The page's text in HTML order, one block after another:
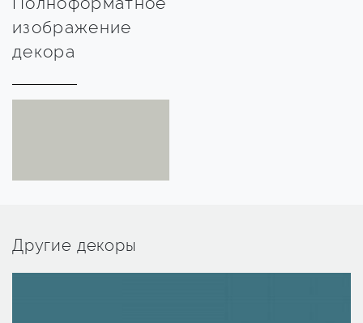
изображение
декора
Другие декоры